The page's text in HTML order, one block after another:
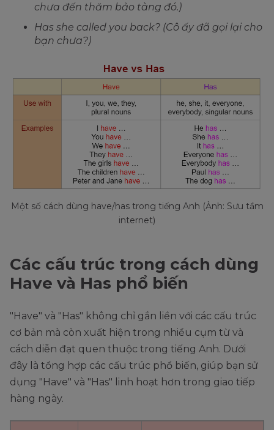
chưa đến thăm bảo tàng đó.)
Has she called you back? (Cô ấy đã gọi lại cho
bạn chưa?)
Một số cách dùng have/has trong tiếng Anh (Ảnh: Sưu tầm
internet)
Các cấu trúc trong cách dùng
Have và Has phổ biến
"Have" và "Has" không chỉ gắn liền với các cấu trúc
cơ bản mà còn xuất hiện trong nhiều cụm từ và
cách diễn đạt quen thuộc trong tiếng Anh. Dưới
đây là tổng hợp các cấu trúc phổ biến, giúp bạn sử
dụng "Have" và "Has" linh hoạt hơn trong giao tiếp
hàng ngày.